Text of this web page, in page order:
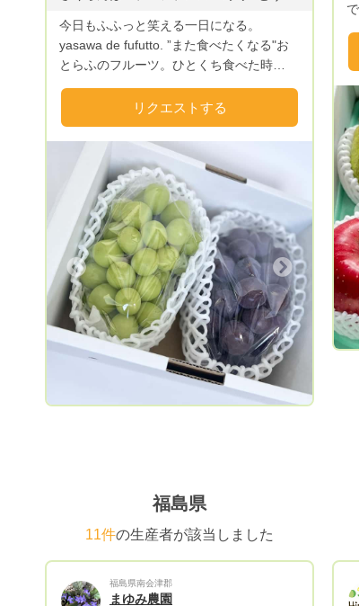
今日もふふっと笑える一日になる。
yasawa de fufutto. ”また食べたくなる"お
とらふのフルーツ。ひとくち食べた時
くりを目指しています。 Farmおとらふの
名前の由来は、おうとうの「おと」、ラ・
フランスの「らふ」からきています。おう
とう［桜桃］とは、さくらんぼのこと。
「らふ」にはもう一つの意味があって、ら
ふ［laugh］の笑うことです。 ここ寒河江
市谷沢は、流麗な山々に囲まれており、澄
んだ空気がとてもおいしく、のどかなとこ
ろです。私たちはこの自然の中で（時には
雨の中、時には雪の中）気持ちよく農作業
をしています。 おとらふは、寒河江市
No,1の観光果樹園でさくらんぼ狩り部門1
位を目指します。観光施設では農業体験や
食育絵本の読み聞かせも行っています。こ
こに来てくれたお客さまが少しでも笑って
くれたらいいなをカタチにするべく、心地
リクエストする
Next
Previous
福島県
11件の生産者が該当しました
福島県南会津郡
まゆみ農園